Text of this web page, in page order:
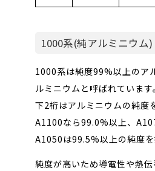
1000系(純アルミニウム)
1000系は純度99%以上のア
ルミニウムと呼ばれていま
下2桁はアルミニウムの純度
A1100なら99.0%以上、
A1050は99.5%以上の純度を
純度が高いため導電性や熱